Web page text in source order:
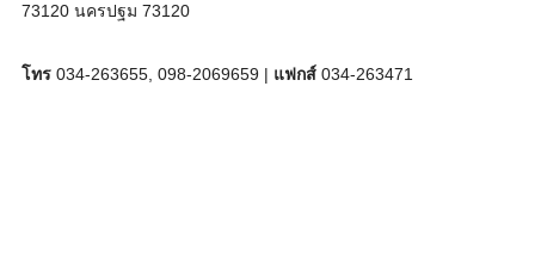
73120 นครปฐม 73120
โทร034-263655, 098-2069659 | แฟกส์034-263471